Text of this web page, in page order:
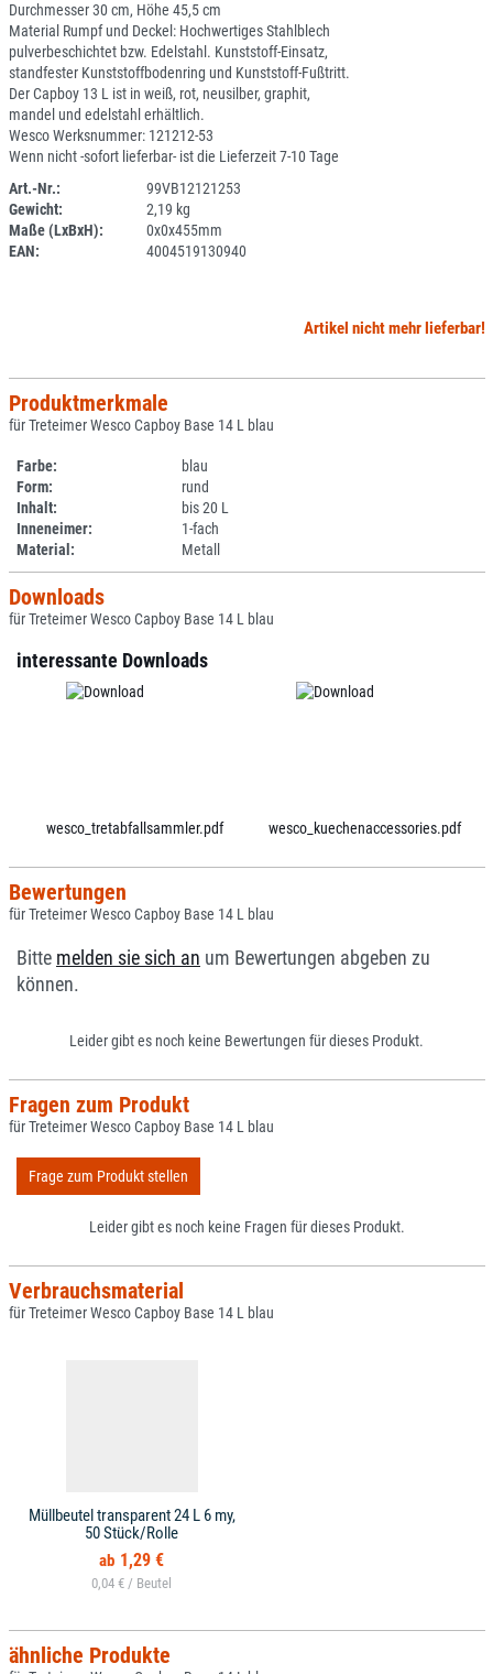
Durchmesser 30 cm, Höhe 45,5 cm
Material Rumpf und Deckel: Hochwertiges Stahlblech
pulverbeschichtet bzw. Edelstahl. Kunststoff-Einsatz,
standfester Kunststoffbodenring und Kunststoff-Fußtritt.
Der Capboy 13 L ist in weiß, rot, neusilber, graphit,
mandel und edelstahl erhältlich.
Wesco Werksnummer: 121212-53
Wenn nicht -sofort lieferbar- ist die Lieferzeit 7-10 Tage
Art.-Nr.:
99VB12121253
Gewicht:
2,19 kg
Maße (LxBxH):
0x0x455mm
EAN:
4004519130940
Artikel nicht mehr lieferbar!
Produktmerkmale
für Treteimer Wesco Capboy Base 14 L blau
Farbe:
blau
Form:
rund
Inhalt:
bis 20 L
Inneneimer:
1-fach
Material:
Metall
Downloads
für Treteimer Wesco Capboy Base 14 L blau
interessante Downloads
wesco_tretabfallsammler.pdf wesco_kuechenaccessories.pdf
Bewertungen
für Treteimer Wesco Capboy Base 14 L blau
Bitte melden sie sich an um Bewertungen abgeben zu
können.
Leider gibt es noch keine Bewertungen für dieses Produkt.
Fragen zum Produkt
für Treteimer Wesco Capboy Base 14 L blau
Frage zum Produkt stellen
Leider gibt es noch keine Fragen für dieses Produkt.
Verbrauchsmaterial
für Treteimer Wesco Capboy Base 14 L blau
Müllbeutel transparent 24 L 6 my,
50 Stück/Rolle
1,29 €
0,04 € /
ähnliche Produkte